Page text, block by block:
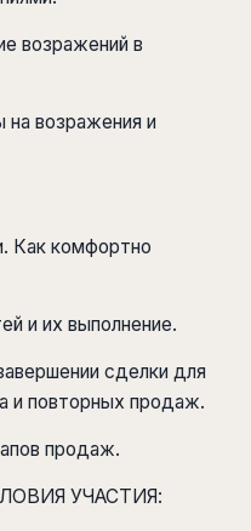
возражений в
возражения и
Как комфортно
и их выполнение.
сделки для
и повторных продаж.
продаж.
УЧАСТИЯ: